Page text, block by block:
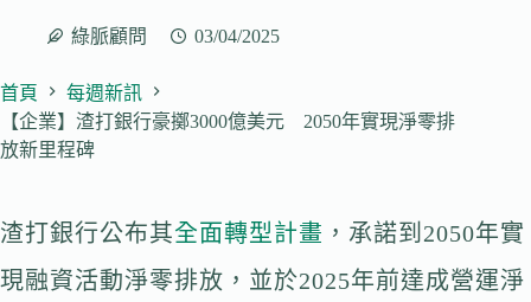
綠脈顧問 03/04/2025
首頁
每週新訊
【企業】渣打銀行豪擲3000億美元 2050年實現淨零排
放新里程碑
渣打銀行公布其全面轉型計畫 ，承諾到2050年實
現融資活動淨零排放，並於2025年前達成營運淨